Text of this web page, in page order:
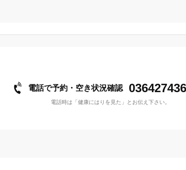
電話で予約・空き状況確認
電話時は「健康にはりを見た」とお伝え下さい。